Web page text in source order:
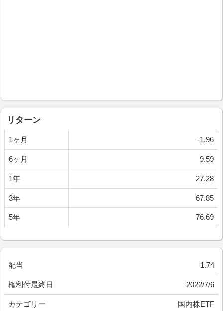
リターン
1ヶ月 -1.96
6ヶ月 9.59
1年 27.28
3年 67.85
5年 76.69
配当 1.74
権利付最終日 2022/7/6
カテゴリー 国内株ETF